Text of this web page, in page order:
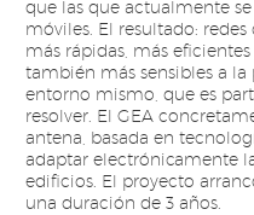
que las que actualmente
móviles. El resultado:
más rápidas, más
también más sensibles a
entorno mismo, que es
resolver. El GEA
antena, basada en
adaptar electrónicamente
edificios. El proyecto
una duración de 3 años. ​